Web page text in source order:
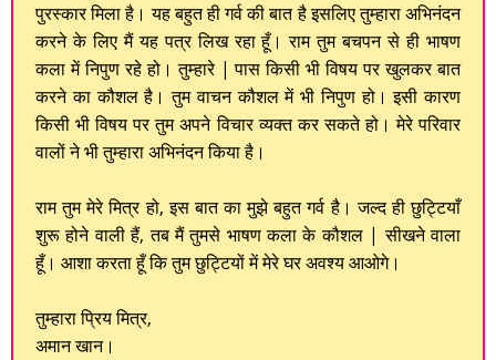
पुरस्कार मिला है। यह बहुत ही गर्व की बात है इसलिए तुम्हारा अभिनंदन
करने के लिए मैं यह पत्र लिख रहा हूँ। राम तुम बचपन से ही भाषण
कला में निपुण रहे हो। तुम्हारे | पास किसी भी विषय पर खुलकर बात
करने का कौशल है। तुम वाचन कौशल में भी निपुण हो। इसी कारण
किसी भी विषय पर तुम अपने विचार व्यक्त कर सकते हो। मेरे परिवार
वालों ने भी तुम्हारा अभिनंदन किया है।
राम तुम मेरे मित्र हो, इस बात का मुझे बहुत गर्व है। जल्द ही छुट्टियाँ
शुरू होने वाली हैं, तब मैं तुमसे भाषण कला के कौशल | सीखने वाला
हूँ। आशा करता हूँ कि तुम छुट्टियों में मेरे घर अवश्य आओगे।
तुम्हारा प्रिय मित्र,
अमान खान।